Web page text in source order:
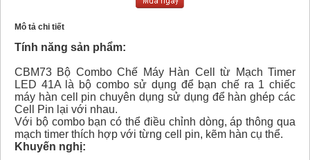
Mô tả chi tiết
Tính năng sản phẩm:
CBM73 Bộ Combo Chế Máy Hàn Cell từ Mạch Timer
LED 41A là bộ combo sử dụng để bạn chế ra 1 chiếc
máy hàn cell pin chuyên dụng sử dụng để hàn ghép các
Cell Pin lại với nhau.
Với bộ combo bạn có thể điều chỉnh dòng, áp thông qua
mạch timer thích hợp với từng cell pin, kẽm hàn cụ thể.
Khuyến nghị: